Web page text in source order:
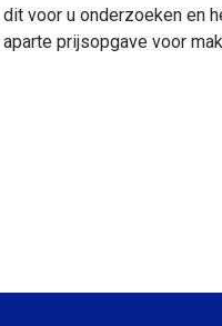
dit voor u onderzoeken en
aparte prijsopgave voor